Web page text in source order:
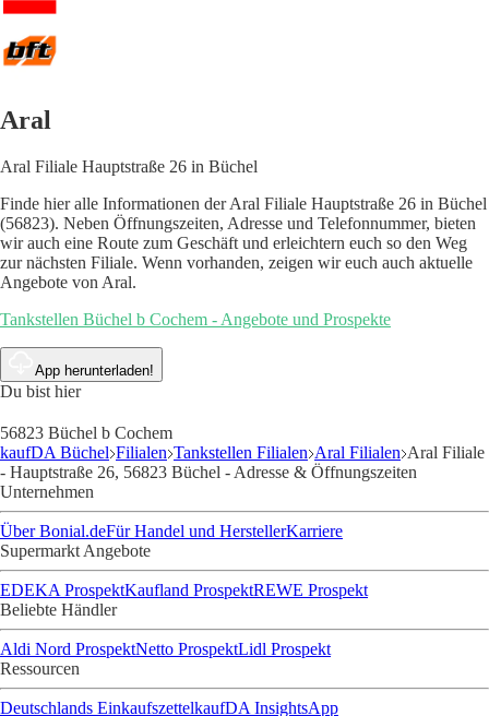
Aral
Aral Filiale Hauptstraße 26 in Büchel
Finde hier alle Informationen der Aral Filiale Hauptstraße 26 in Büchel
(56823). Neben Öffnungszeiten, Adresse und Telefonnummer, bieten
wir auch eine Route zum Geschäft und erleichtern euch so den Weg
zur nächsten Filiale. Wenn vorhanden, zeigen wir euch auch aktuelle
Angebote von Aral.
Tankstellen Büchel b Cochem - Angebote und Prospekte
App herunterladen!
Du bist hier
56823 Büchel b Cochem
kaufDA Büchel Filialen Tankstellen Filialen Aral Filialen Aral Filiale
- Hauptstraße 26, 56823 Büchel - Adresse & Öffnungszeiten
Unternehmen
Über Bonial.deFür Handel und HerstellerKarriere
Supermarkt Angebote
EDEKA ProspektKaufland ProspektREWE Prospekt
Beliebte Händler
Aldi Nord ProspektNetto ProspektLidl Prospekt
Ressourcen
Deutschlands EinkaufszettelkaufDA InsightsApp